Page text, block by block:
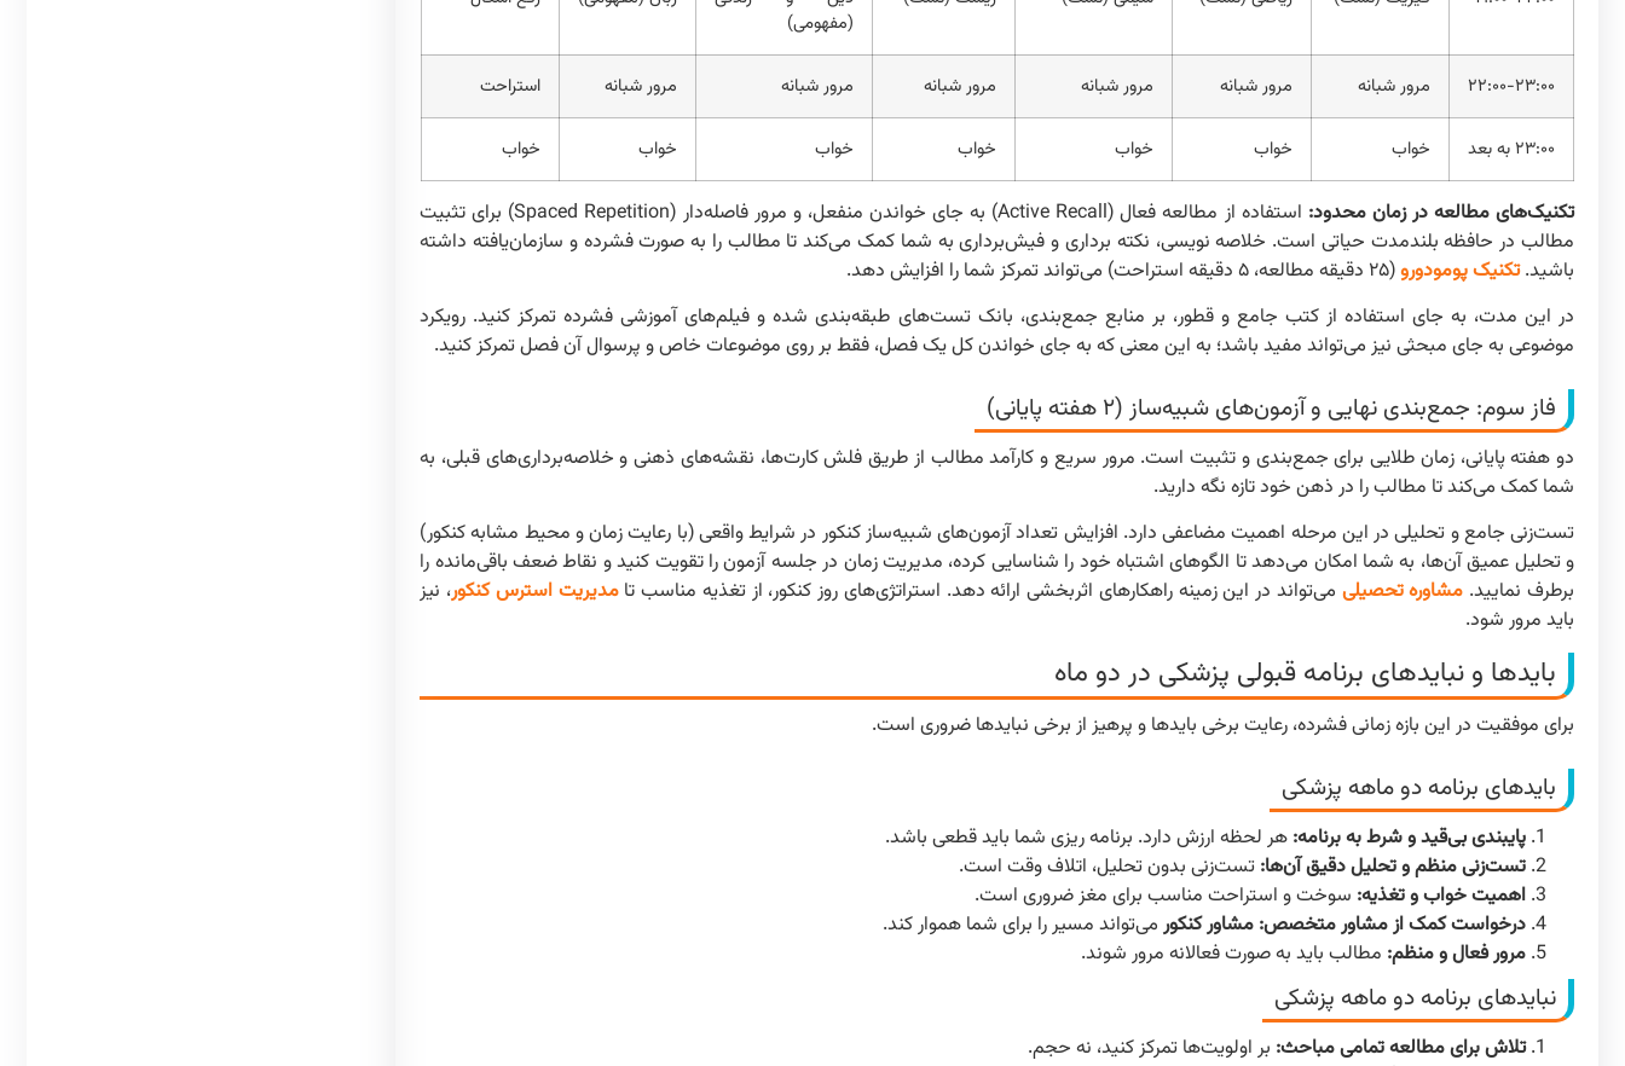
(مفهومی)
۲۲:۰۰-۲۳:۰۰ مرور شبانه مرور شبانه مرور شبانه مرور شبانه مرور شبانه مرور شبانه استراحت
۲۳:۰۰ به بعد خواب خواب خواب خواب خواب خواب خواب
تکنیک‌های مطالعه در زمان محدود:
استفاده از مطالعه فعال (Active Recall) به جای خواندن منفعل، و مرور فاصله‌دار (Spaced Repetition) برای تثبیت
مطالب در حافظه بلندمدت حیاتی است. خلاصه نویسی، نکته برداری و فیش‌برداری به شما کمک می‌کند تا مطالب را به صورت فشرده و سازمان‌یافته داشته
باشید.تکنیک پومودورو(۲۵ دقیقه مطالعه، ۵ دقیقه استراحت) می‌تواند تمرکز شما را افزایش دهد.
در این مدت، به جای استفاده از کتب جامع و قطور، بر منابع جمع‌بندی، بانک تست‌های طبقه‌بندی شده و فیلم‌های آموزشی فشرده تمرکز کنید. رویکرد
موضوعی به جای مبحثی نیز می‌تواند مفید باشد؛ به این معنی که به جای خواندن کل یک فصل، فقط بر روی موضوعات خاص و پرسوال آن فصل تمرکز کنید.
فاز سوم: جمع‌بندی نهایی و آزمون‌های شبیه‌ساز (۲ هفته پایانی)
دو هفته پایانی، زمان طلایی برای جمع‌بندی و تثبیت است. مرور سریع و کارآمد مطالب از طریق فلش کارت‌ها، نقشه‌های ذهنی و خلاصه‌برداری‌های قبلی، به
شما کمک می‌کند تا مطالب را در ذهن خود تازه نگه دارید.
تست‌زنی جامع و تحلیلی در این مرحله اهمیت مضاعفی دارد. افزایش تعداد آزمون‌های شبیه‌ساز کنکور در شرایط واقعی (با رعایت زمان و محیط مشابه کنکور)
و تحلیل عمیق آن‌ها، به شما امکان می‌دهد تا الگوهای اشتباه خود را شناسایی کرده، مدیریت زمان در جلسه آزمون را تقویت کنید و نقاط ضعف باقی‌مانده را
برطرف نمایید. مشاوره تحصیلی می‌تواند در این زمینه راهکارهای اثربخشی ارائه دهد. استراتژی‌های روز کنکور، از تغذیه مناسب تامدیریت استرس کنکور، نیز
باید مرور شود.
بایدها و نبایدهای برنامه قبولی پزشکی در دو ماه
برای موفقیت در این بازه زمانی فشرده، رعایت برخی بایدها و پرهیز از برخی نبایدها ضروری است.
بایدهای برنامه دو ماهه پزشکی
پایبندی بی‌قید و شرط به برنامه: هر لحظه ارزش دارد. برنامه ریزی شما باید قطعی باشد.
تست‌زنی منظم و تحلیل دقیق آن‌ها: تست‌زنی بدون تحلیل، اتلاف وقت است.
اهمیت خواب و تغذیه: سوخت و استراحت مناسب برای مغز ضروری است.
درخواست کمک از مشاور متخصص: مشاور کنکور می‌تواند مسیر را برای شما هموار کند.
مرور فعال و منظم: مطالب باید به صورت فعالانه مرور شوند.
نبایدهای برنامه دو ماهه پزشکی
تلاش برای مطالعه تمامی مباحث: بر اولویت‌ها تمرکز کنید، نه حجم.